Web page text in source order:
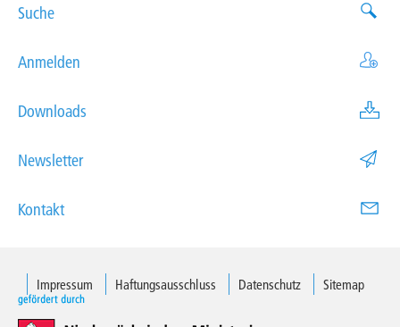
Suche
Anmelden
Downloads
Newsletter
Kontakt
Impressum Haftungsausschluss Datenschutz Sitemap